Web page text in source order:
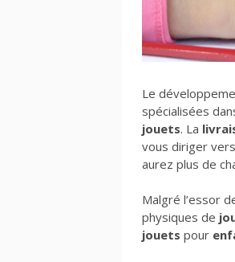
Le
spécialisées
jouets. La
vous diriger
aurez plus de
Malgré l’essor
physiques de
jouets pour